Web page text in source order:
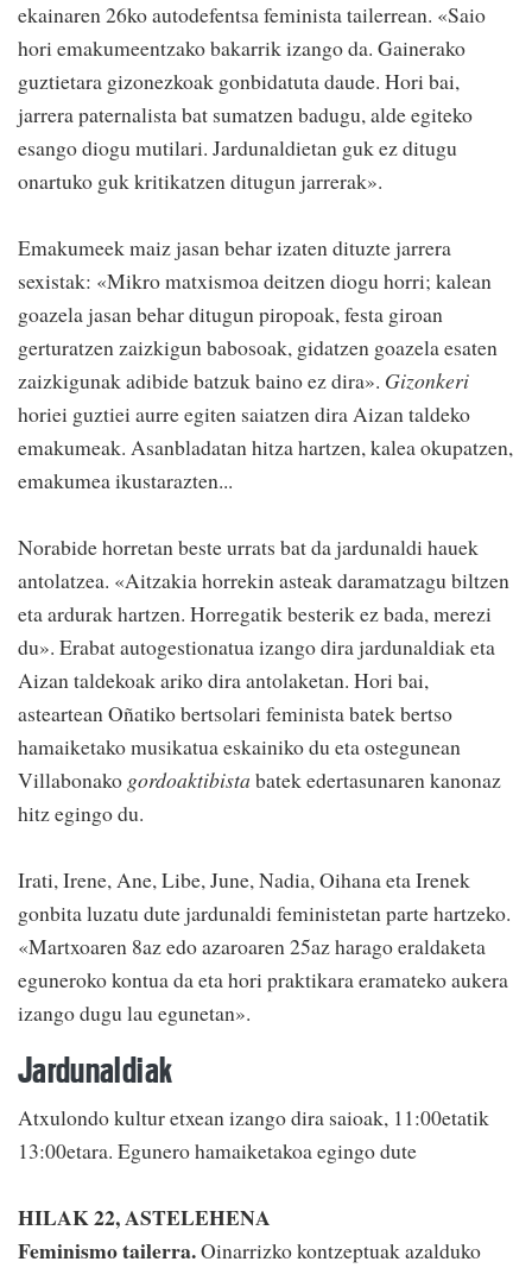
ekainaren 26ko autodefentsa feminista tailerrean. «Saio
hori emakumeentzako bakarrik izango da. Gainerako
guztietara gizonezkoak gonbidatuta daude. Hori bai,
jarrera paternalista bat sumatzen badugu, alde egiteko
esango diogu mutilari. Jardunaldietan guk ez ditugu
onartuko guk kritikatzen ditugun jarrerak».
Emakumeek maiz jasan behar izaten dituzte jarrera
sexistak: «Mikro matxismoa deitzen diogu horri; kalean
goazela jasan behar ditugun piropoak, festa giroan
gerturatzen zaizkigun babosoak, gidatzen goazela esaten
zaizkigunak adibide batzuk baino ez dira». Gizonkeri
horiei guztiei aurre egiten saiatzen dira Aizan taldeko
emakumeak. Asanbladatan hitza hartzen, kalea okupatzen,
emakumea ikustarazten...
Norabide horretan beste urrats bat da jardunaldi hauek
antolatzea. «Aitzakia horrekin asteak daramatzagu biltzen
eta ardurak hartzen. Horregatik besterik ez bada, merezi
du». Erabat autogestionatua izango dira jardunaldiak eta
Aizan taldekoak ariko dira antolaketan. Hori bai,
asteartean Oñatiko bertsolari feminista batek bertso
hamaiketako musikatua eskainiko du eta ostegunean
Villabonako gordoaktibista batek edertasunaren kanonaz
hitz egingo du.
Irati, Irene, Ane, Libe, June, Nadia, Oihana eta Irenek
gonbita luzatu dute jardunaldi feministetan parte hartzeko.
«Martxoaren 8az edo azaroaren 25az harago eraldaketa
eguneroko kontua da eta hori praktikara eramateko aukera
izango dugu lau egunetan».
Jardunaldiak
Atxulondo kultur etxean izango dira saioak, 11:00etatik
13:00etara. Egunero hamaiketakoa egingo dute
HILAK 22, ASTELEHENA
Feminismo tailerra.Oinarrizko kontzeptuak azalduko